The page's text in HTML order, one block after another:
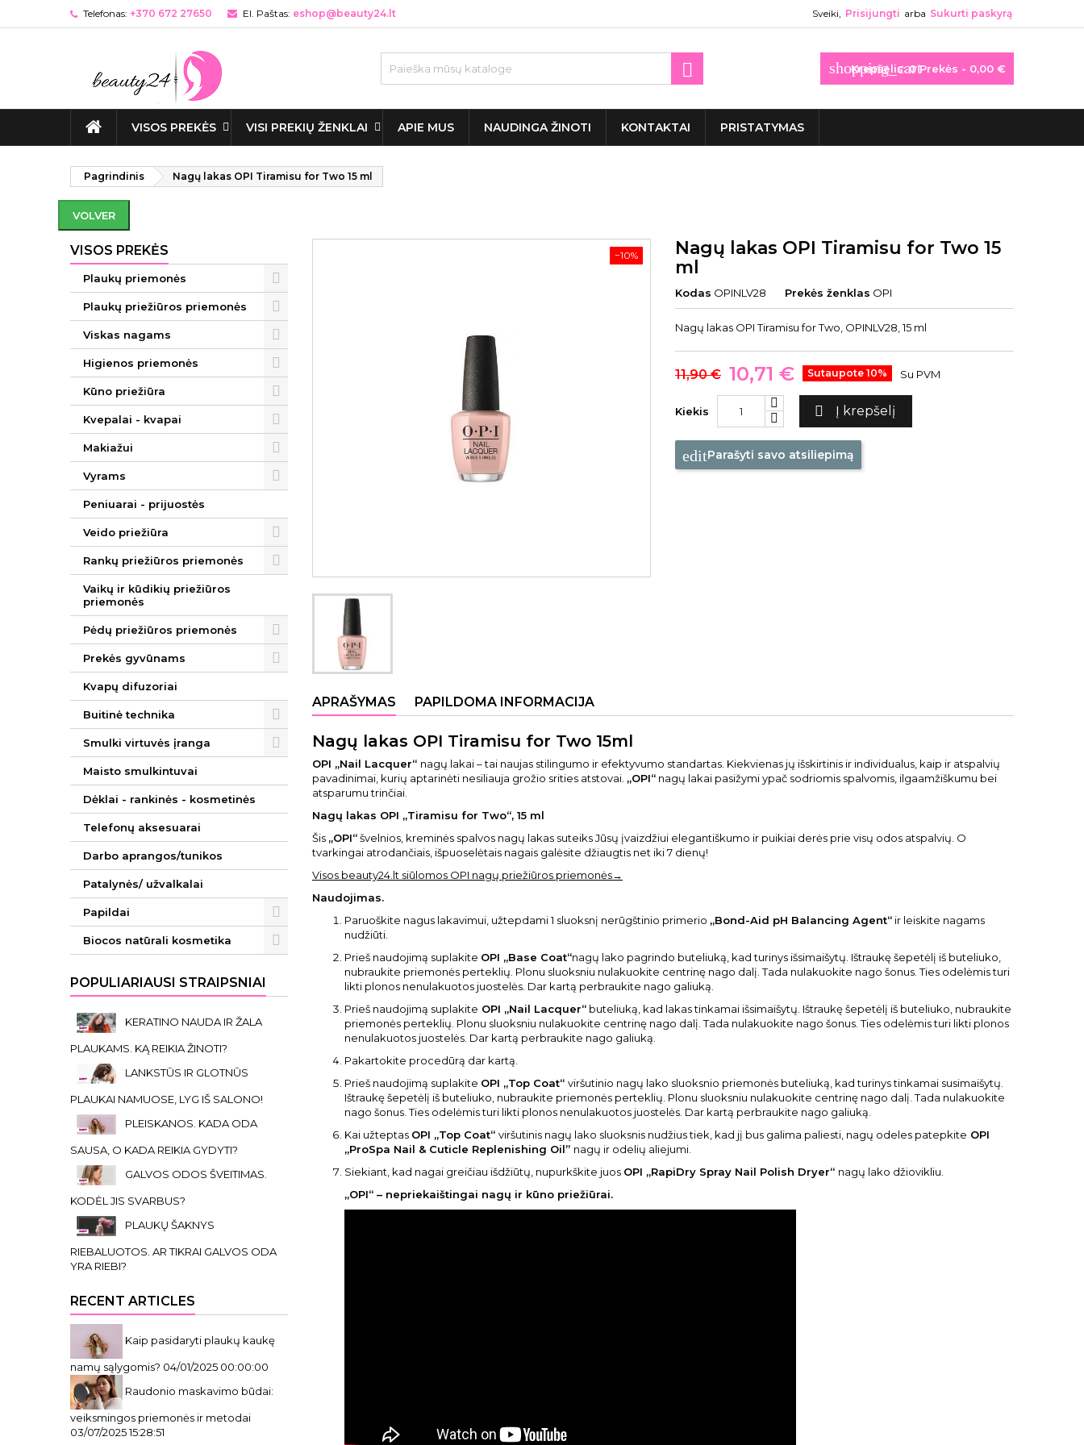
Telefonas: +370 672 27650 El. Paštas: eshop@beauty24.lt Sveiki, Prisijungti arba Sukurti paskyrą
shopping_cart
Krepšelis: 0Prekės - 0,00 €

VISOS PREKĖS VISI PREKIŲ ŽENKLAI APIE MUS NAUDINGA ŽINOTI KONTAKTAI PRISTATYMAS
Pagrindinis Nagų lakas OPI Tiramisu for Two 15 ml
VOLVER
VISOS PREKĖS
Plaukų priemonės
Plaukų priežiūros priemonės
Viskas nagams
Higienos priemonės
Kūno priežiūra
Kvepalai - kvapai
Makiažui
Vyrams
Peniuarai - prijuostės
Veido priežiūra
Rankų priežiūros priemonės
Vaikų ir kūdikių priežiūros
priemonės
Pėdų priežiūros priemonės
Prekės gyvūnams
Kvapų difuzoriai
Buitinė technika
Smulki virtuvės įranga
Maisto smulkintuvai
Dėklai - rankinės - kosmetinės
Telefonų aksesuarai
Darbo aprangos/tunikos
Patalynės/ užvalkalai
Papildai
Biocos natūrali kosmetika
POPULIARIAUSI STRAIPSNIAI
KERATINO NAUDA IR ŽALA
PLAUKAMS. KĄ REIKIA ŽINOTI?
LANKSTŪS IR GLOTNŪS
PLAUKAI NAMUOSE, LYG IŠ SALONO!
PLEISKANOS. KADA ODA
SAUSA, O KADA REIKIA GYDYTI?
GALVOS ODOS ŠVEITIMAS.
KODĖL JIS SVARBUS?
PLAUKŲ ŠAKNYS
RIEBALUOTOS. AR TIKRAI GALVOS ODA
YRA RIEBI?
RECENT ARTICLES
Kaip pasidaryti plaukų kaukę
namų sąlygomis? 04/01/2025 00:00:00
Raudonio maskavimo būdai:
veiksmingos priemonės ir metodai
03/07/2025 15:28:51
−10%
Nagų lakas OPI Tiramisu for Two 15
ml
Kodas OPINLV28 Prekės ženklas OPI
Nagų lakas OPI Tiramisu for Two, OPINLV28, 15 ml
11,90 € 10,71 € Sutaupote 10% Su PVM
Kiekis  Į krepšelį
editParašyti savo atsiliepimą
APRAŠYMAS PAPILDOMA INFORMACIJA
Nagų lakas OPI Tiramisu for Two 15ml
OPI „Nail Lacquer“ nagų lakai – tai naujas stilingumo ir efektyvumo standartas. Kiekvienas jų išskirtinis ir individualus, kaip ir atspalvių
pavadinimai, kurių aptarinėti nesiliauja grožio srities atstovai. „OPI“ nagų lakai pasižymi ypač sodriomis spalvomis, ilgaamžiškumu bei
atsparumu trinčiai.
Nagų lakas OPI „Tiramisu for Two“, 15 ml
Šis „OPI“švelnios, kreminės spalvos nagų lakas suteiks Jūsų įvaizdžiui elegantiškumo ir puikiai derės prie visų odos atspalvių. O
tvarkingai atrodančiais, išpuoselėtais nagais galėsite džiaugtis net iki 7 dienų!
Visos beauty24.lt siūlomos OPI nagų priežiūros priemonės→
Naudojimas.
Paruoškite nagus lakavimui, užtepdami 1 sluoksnį nerūgštinio primerio „Bond-Aid pH Balancing Agent“ ir leiskite nagams
nudžiūti.
Prieš naudojimą suplakite OPI „Base Coat“nagų lako pagrindo buteliuką, kad turinys išsimaišytų. Ištraukę šepetėlį iš buteliuko,
nubraukite priemonės perteklių. Plonu sluoksniu nulakuokite centrinę nago dalį. Tada nulakuokite nago šonus. Ties odelėmis turi
likti plonos nenulakuotos juostelės. Dar kartą perbraukite nago galiuką.
Prieš naudojimą suplakite OPI „Nail Lacquer“ buteliuką, kad lakas tinkamai išsimaišytų. Ištraukę šepetėlį iš buteliuko, nubraukite
priemonės perteklių. Plonu sluoksniu nulakuokite centrinę nago dalį. Tada nulakuokite nago šonus. Ties odelėmis turi likti plonos
nenulakuotos juostelės. Dar kartą perbraukite nago galiuką.
Pakartokite procedūrą dar kartą.
Prieš naudojimą suplakite OPI „Top Coat“ viršutinio nagų lako sluoksnio priemonės buteliuką, kad turinys tinkamai susimaišytų.
Ištraukę šepetėlį iš buteliuko, nubraukite priemonės perteklių. Plonu sluoksniu nulakuokite centrinę nago dalį. Tada nulakuokite
nago šonus. Ties odelėmis turi likti plonos nenulakuotos juostelės. Dar kartą perbraukite nago galiuką.
Kai užteptas OPI „Top Coat“ viršutinis nagų lako sluoksnis nudžius tiek, kad jį bus galima paliesti, nagų odeles patepkite OPI
„ProSpa Nail & Cuticle Replenishing Oil” nagų ir odelių aliejumi.
Siekiant, kad nagai greičiau išdžiūtų, nupurkškite juos OPI „RapiDry Spray Nail Polish Dryer“ nagų lako džiovikliu.
„OPI“ – nepriekaištingai nagų ir kūno priežiūrai.